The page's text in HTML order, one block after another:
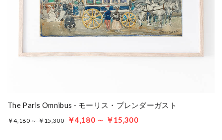
The Paris Omnibus - モーリス・プレンダーガスト
￥4,180 ～ ￥15,300 ￥4,180 ～ ￥15,300